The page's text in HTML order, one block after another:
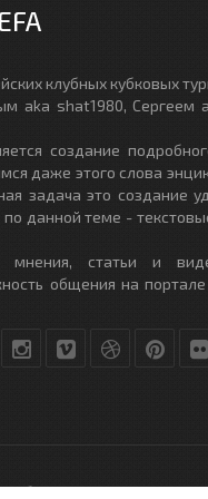
клубных кубковых
aka shat1980, Сергеем
создание
даже этого слова
задача это создание
данной теме -
мнения, статьи и
общения на
студиейDLE-